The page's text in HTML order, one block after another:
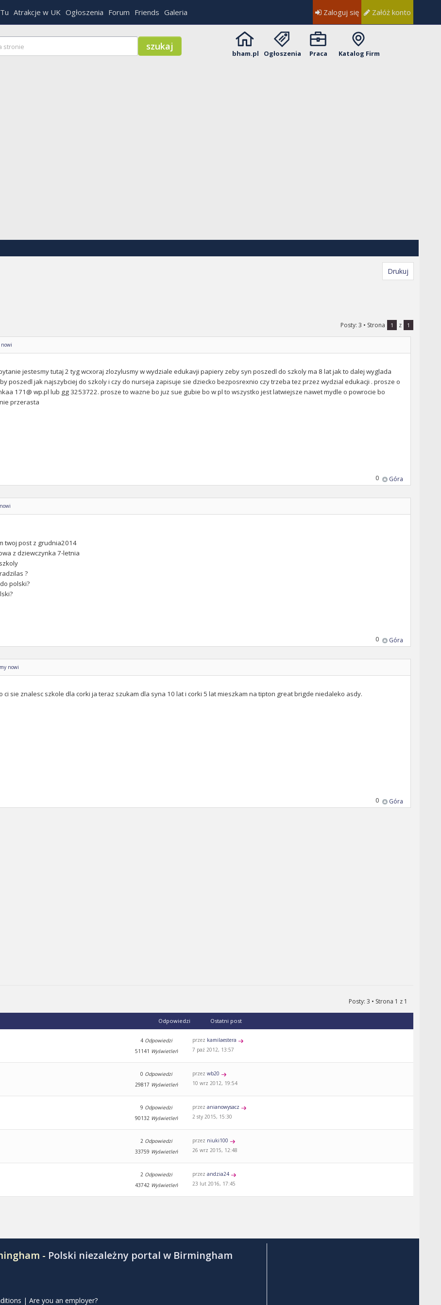
Atrakcje w UK Ogłoszenia Forum Friends Galeria Zaloguj się Załóż konto
bham.pl Ogłoszenia Praca Katalog Firm
Drukuj
Posty: 3 • Strona 1 z 1
jestesmy tutaj 2 tyg wcxoraj zlozylusmy w wydziale edukavji papiery zeby syn poszedl do szkoly ma 8 lat jak to dalej wyglada
poszedl jak najszybciej do szkoly i czy do nurseja zapisuje sie dziecko bezposrexnio czy trzeba tez przez wydzial edukacji . prosze o
171@ wp.pl lub gg 3253722. prosze to wazne bo juz sue gubie bo w pl to wszystko jest latwiejsze nawet mydle o powrocie bo
przerasta
Góra
0
twoj post z grudnia2014
z dziewczynka 7-letnia
?
polski?
Góra
0
nowi
ci sie znalesc szkole dla corki ja teraz szukam dla syna 10 lat i corki 5 lat mieszkam na tipton great brigde niedaleko asdy.
Góra
0
Posty: 3 • Strona 1 z 1
Odpowiedzi Ostatni post
4 Odpowiedzi
51141 Wyświetleń
przez kamilaestera
7 paź 2012, 13:57
0 Odpowiedzi
29817 Wyświetleń
przezwb20
10 wrz 2012, 19:54
9 Odpowiedzi
90132 Wyświetleń
przezanianowysacz
2 sty 2015, 15:30
2 Odpowiedzi
33759 Wyświetleń
przez niuki100
26 wrz 2015, 12:48
2 Odpowiedzi
43742 Wyświetleń
przezandzia24
23 lut 2016, 17:45
- Polski niezależny portal w Birmingham
| Are you an employer?